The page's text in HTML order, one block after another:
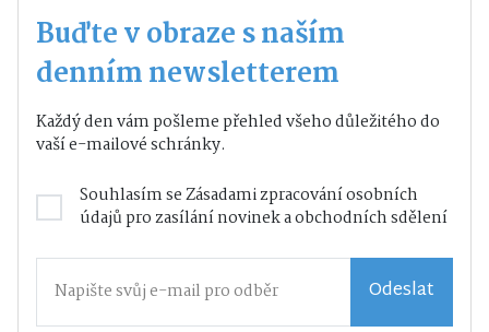
Buďte v obraze s naším
denním newsletterem
Každý den vám pošleme přehled všeho důležitého do
vaší e-mailové schránky.
Souhlasím seZásadami zpracování osobních
údajůpro zasílání novinek a obchodních sdělení
Odeslat